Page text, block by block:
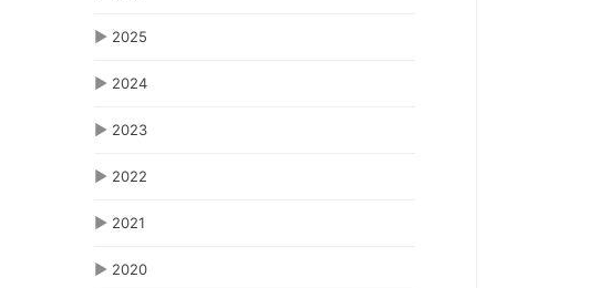
▶ 2025
▶ 2024
▶ 2023
▶ 2022
▶ 2021
▶ 2020